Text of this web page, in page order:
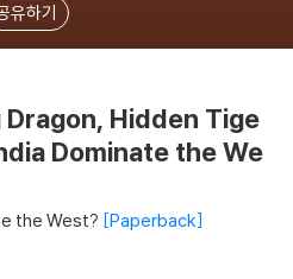
유하기
Hidden Tige
Dominate the We
the West? Paperback